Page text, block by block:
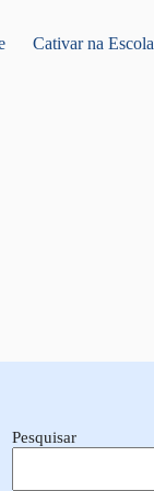
Cativar na Escola
Pesquisar